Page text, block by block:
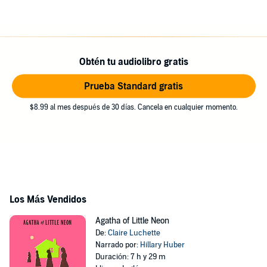
Obtén tu audiolibro gratis
Prueba Standard gratis
$8.99 al mes después de 30 días. Cancela en cualquier momento.
Los Más Vendidos
Agatha of Little Neon
De:Claire Luchette
Narrado por: Hillary Huber
Duración: 7 h y 29 m